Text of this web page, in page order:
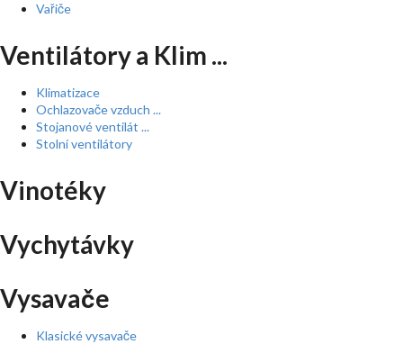
Vařiče
Ventilátory a Klim ...
Klimatizace
Ochlazovače vzduch ...
Stojanové ventilát ...
Stolní ventilátory
Vinotéky
Vychytávky
Vysavače
Klasické vysavače